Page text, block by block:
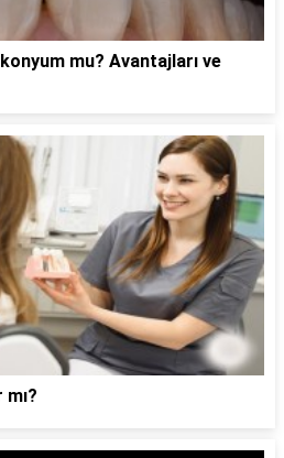
mu? Avantajları ve